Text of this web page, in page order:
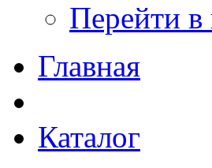
Перейти в
Главная
Каталог